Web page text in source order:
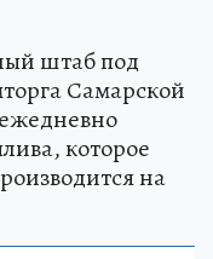
штаб под
Самарской
которое
на